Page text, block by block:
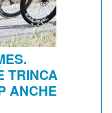
TRINCA
ANCHE